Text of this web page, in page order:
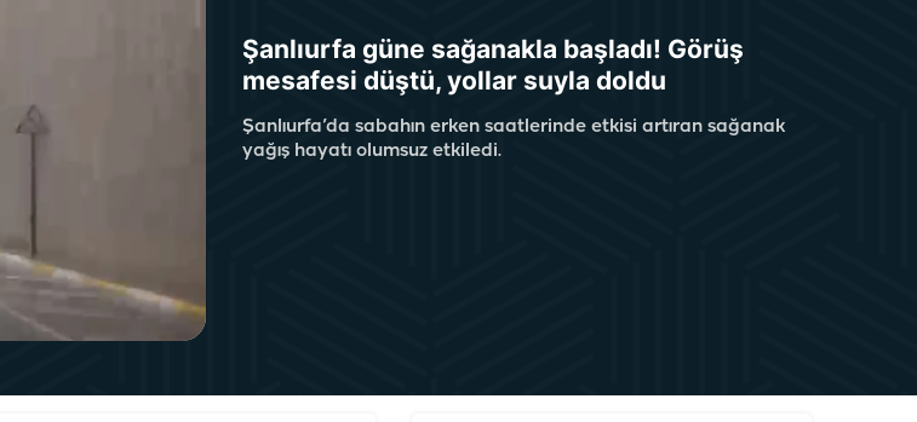
Şanlıurfa güne sağanakla başladı! Görüş
mesafesi düştü, yollar suyla doldu
Şanlıurfa’da sabahın erken saatlerinde etkisi artıran sağanak
yağış hayatı olumsuz etkiledi.